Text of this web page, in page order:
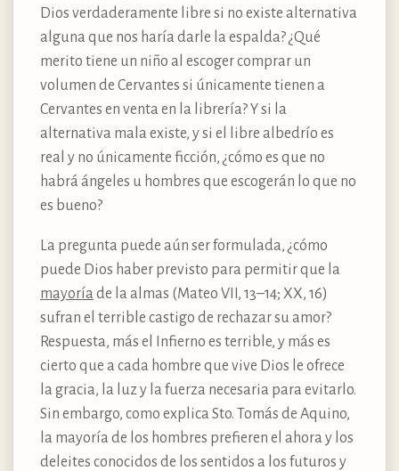
Dios verdaderamente libre si no existe alternativa
alguna que nos haría darle la espalda? ¿Qué
merito tiene un niño al escoger comprar un
volumen de Cervantes si únicamente tienen a
Cervantes en venta en la librería? Y si la
alternativa mala existe, y si el libre albedrío es
real y no únicamente ficción, ¿cómo es que no
habrá ángeles u hombres que escogerán lo que no
es bueno?
La pregunta puede aún ser formulada, ¿cómo
puede Dios haber previsto para permitir que la
mayoría de la almas (Mateo VII, 13–14; XX, 16)
sufran el terrible castigo de rechazar su amor?
Respuesta, más el Infierno es terrible, y más es
cierto que a cada hombre que vive Dios le ofrece
la gracia, la luz y la fuerza necesaria para evitarlo.
Sin embargo, como explica Sto. Tomás de Aquino,
la mayoría de los hombres prefieren el ahora y los
deleites conocidos de los sentidos a los futuros y